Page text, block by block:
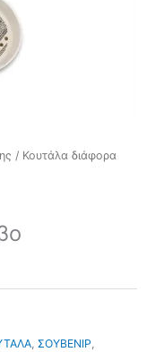
/ Κουτάλα διάφορα
, ΣΟΥΒΕΝΙΡ,